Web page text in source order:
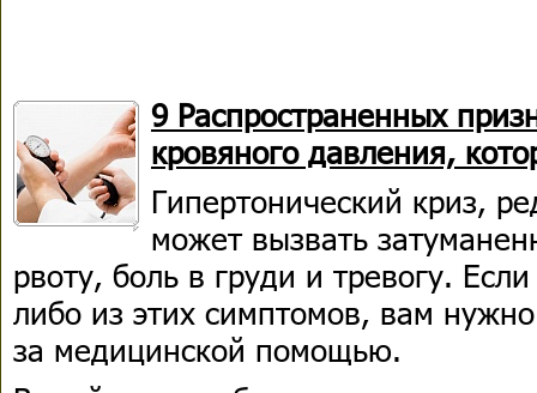
9 Распространенных
кровяного давления,
Гипертонический криз,
может вызвать
рвоту, боль в груди и тревогу.
либо из этих симптомов, вам
за медицинской помощью.